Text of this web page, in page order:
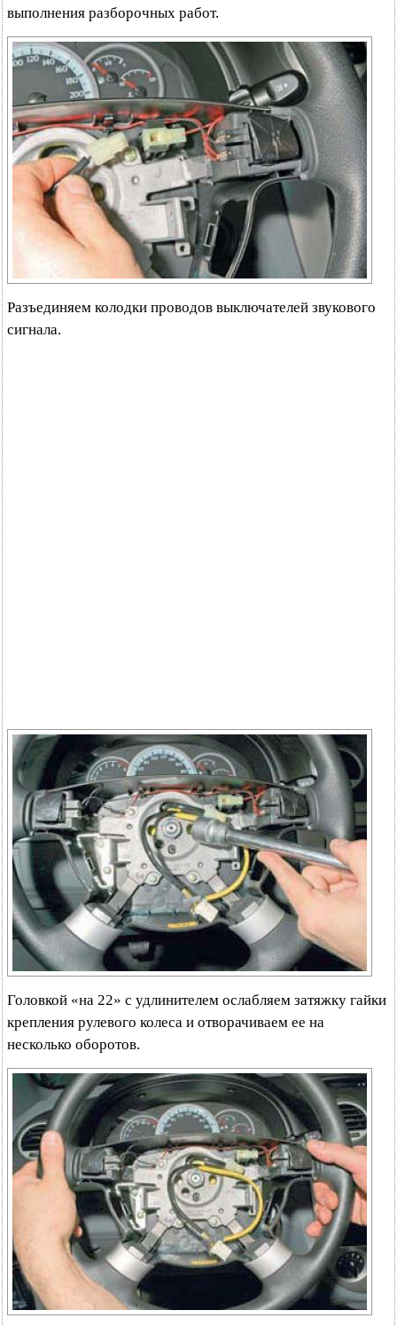
выполнения разборочных работ.
Разъединяем колодки проводов выключателей звукового
сигнала.
Головкой «на 22» с удлинителем ослабляем затяжку гайки
крепления рулевого колеса и отворачиваем ее на
несколько оборотов.